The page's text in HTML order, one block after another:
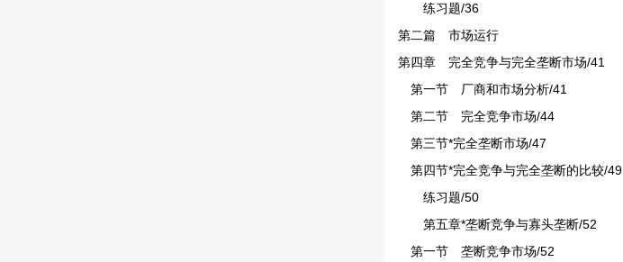
练习题/36
第二篇 市场运行
第四章 完全竞争与完全垄断市场/41
第一节 厂商和市场分析/41
第二节 完全竞争市场/44
第三节*完全垄断市场/47
第四节*完全竞争与完全垄断的比较/49
练习题/50
第五章*垄断竞争与寡头垄断/52
第一节 垄断竞争市场/52